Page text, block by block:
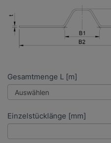
Gesamtmenge L [m]
Einzelstücklänge [mm]